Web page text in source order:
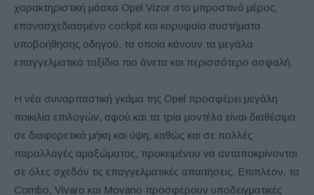
χαρακτηριστική μάσκα Opel Vizor στο μπροστινό μέρος,
επανασχεδιασμένο cockpit και κορυφαία συστήματα
υποβοήθησης οδηγού, τα οποία κάνουν τα μεγάλα
επαγγελματικά ταξίδια πιο άνετα και περισσότερο ασφαλή.
Η νέα συναρπαστική γκάμα της Opel προσφέρει μεγάλη
ποικιλία επιλογών, αφού και τα τρία μοντέλα είναι διαθέσιμα
σε διαφορετικά μήκη και ύψη, καθώς και σε πολλές
παραλλαγές αμαξώματος, προκειμένου να ανταποκρίνονται
σε όλες σχεδόν τις επαγγελματικές απαιτήσεις. Επιπλέον, τα
Combo, Vivaro και Movano προσφέρουν υποδειγματικές